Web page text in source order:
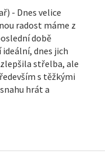
- Dnes velice
radost máme z
době
dnes jich
střelba, ale
s těžkými
hrát a